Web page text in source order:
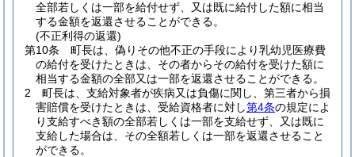
全部若しくは一部を給付せず、又は既に給付した額に相当
する金額を返還させることができる。
(不正利得の返還)
第10条
町長は、偽りその他不正の手段により乳幼児医療費
の給付を受けたときは、その者からその給付を受けた額に
相当する金額の全部又は一部を返還させることができる。
2
町長は、支給対象者が疾病又は負傷に関し、第三者から損
害賠償を受けたときは、受給資格者に対し第4条の規定によ
り支給すべき額の全部若しくは一部を支給せず、又は既に
支給した場合は、その全額若しくは一部を返還させること
ができる。